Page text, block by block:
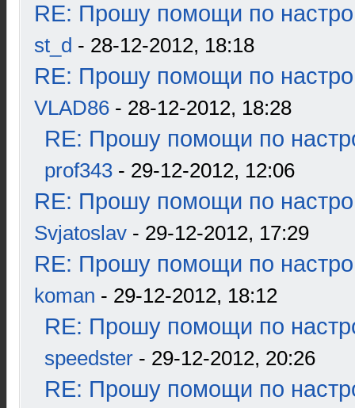
RE: Прошу помощи по
st_d - 28-12-2012, 18:18
RE: Прошу помощи по
VLAD86 - 28-12-2012, 18:28
RE: Прошу помощи по
prof343 - 29-12-2012, 12:06
RE: Прошу помощи по
Svjatoslav - 29-12-2012, 17:29
RE: Прошу помощи по
koman - 29-12-2012, 18:12
RE: Прошу помощи по
speedster - 29-12-2012, 20:26
RE: Прошу помощи по